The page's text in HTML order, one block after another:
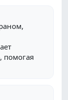
помогая